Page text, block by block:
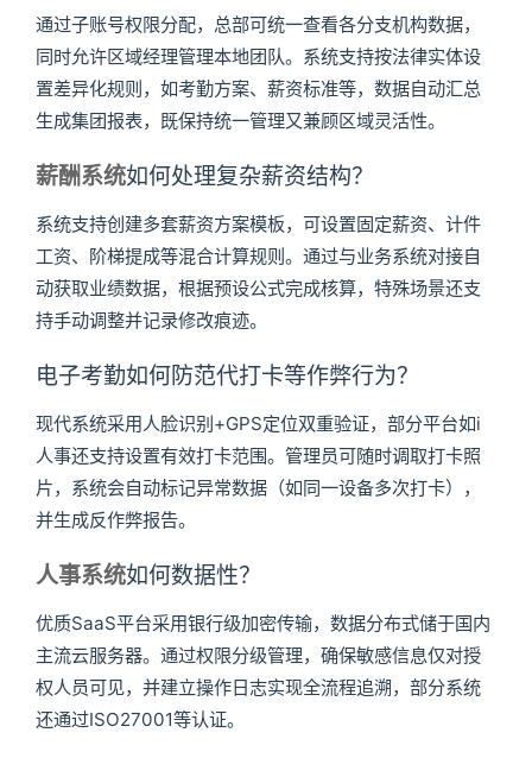
通过子账号权限分配，总部可统一查看各分支机构数据，
同时允许区域经理管理本地团队。系统支持按法律实体设
置差异化规则，如考勤方案、薪资标准等，数据自动汇总
生成集团报表，既保持统一管理又兼顾区域灵活性。
薪酬系统如何处理复杂薪资结构？
系统支持创建多套薪资方案模板，可设置固定薪资、计件
工资、阶梯提成等混合计算规则。通过与业务系统对接自
动获取业绩数据，根据预设公式完成核算，特殊场景还支
持手动调整并记录修改痕迹。
电子考勤如何防范代打卡等作弊行为？
现代系统采用人脸识别+GPS定位双重验证，部分平台如i
人事还支持设置有效打卡范围。管理员可随时调取打卡照
片，系统会自动标记异常数据（如同一设备多次打卡），
并生成反作弊报告。
人事系统如何数据性？
优质SaaS平台采用银行级加密传输，数据分布式储于国内
主流云服务器。通过权限分级管理，确保敏感信息仅对授
权人员可见，并建立操作日志实现全流程追溯，部分系统
还通过ISO27001等认证。